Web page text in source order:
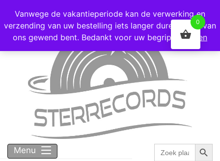
Voor 16:00 besteld = vandaag verzonden!
Menu
Zoek
naar:
Vanwege de vakantieperiode kan de verwerking en
verzending van uw bestelling iets langer duren dan u van
ons gewend bent. Bedankt voor uw begrip!
Negeren
0